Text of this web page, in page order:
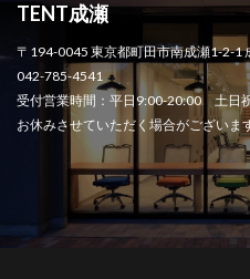
TENT成瀬
〒194-0045 東京都町田市南成瀬1-2-1
042-785-4541
受付営業時間：平日9:00-20:00 土日
お休みさせていただく場合がございま